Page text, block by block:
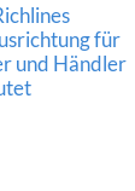
für
und Händler